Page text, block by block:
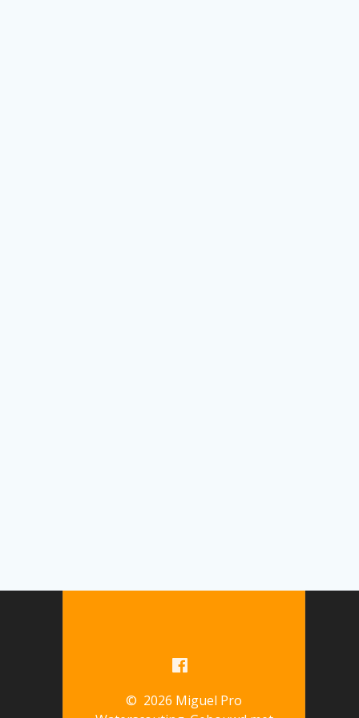
© 2026 Miguel Pro